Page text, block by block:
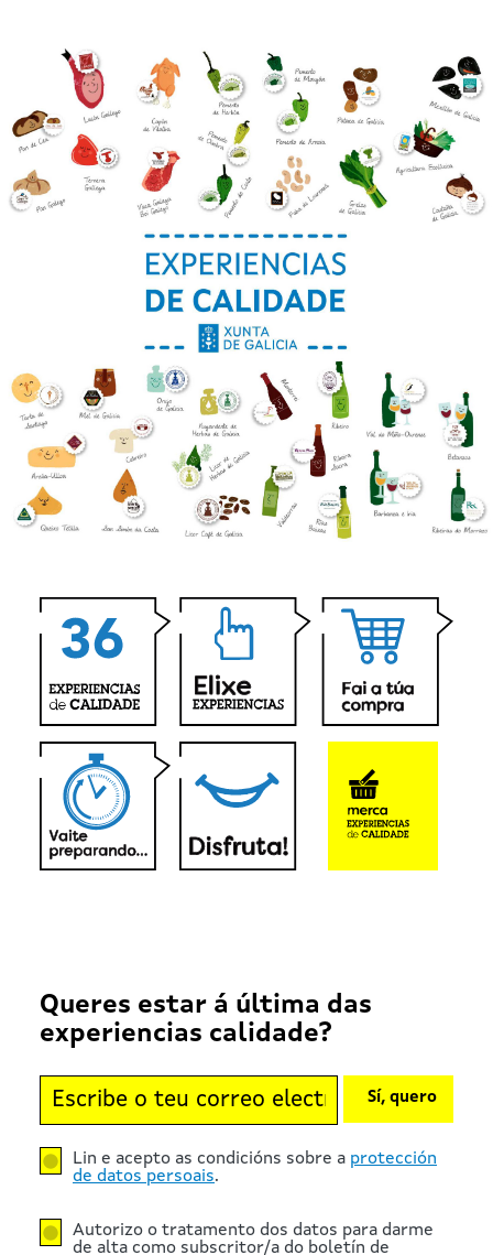
Queres estar á última das
experiencias calidade?
Lin e acepto as condicións sobre a protección
de datos persoais.
Autorizo o tratamento dos datos para darme
de alta como subscritor/a do boletín de
Sí, quero